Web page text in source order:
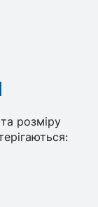
розміру